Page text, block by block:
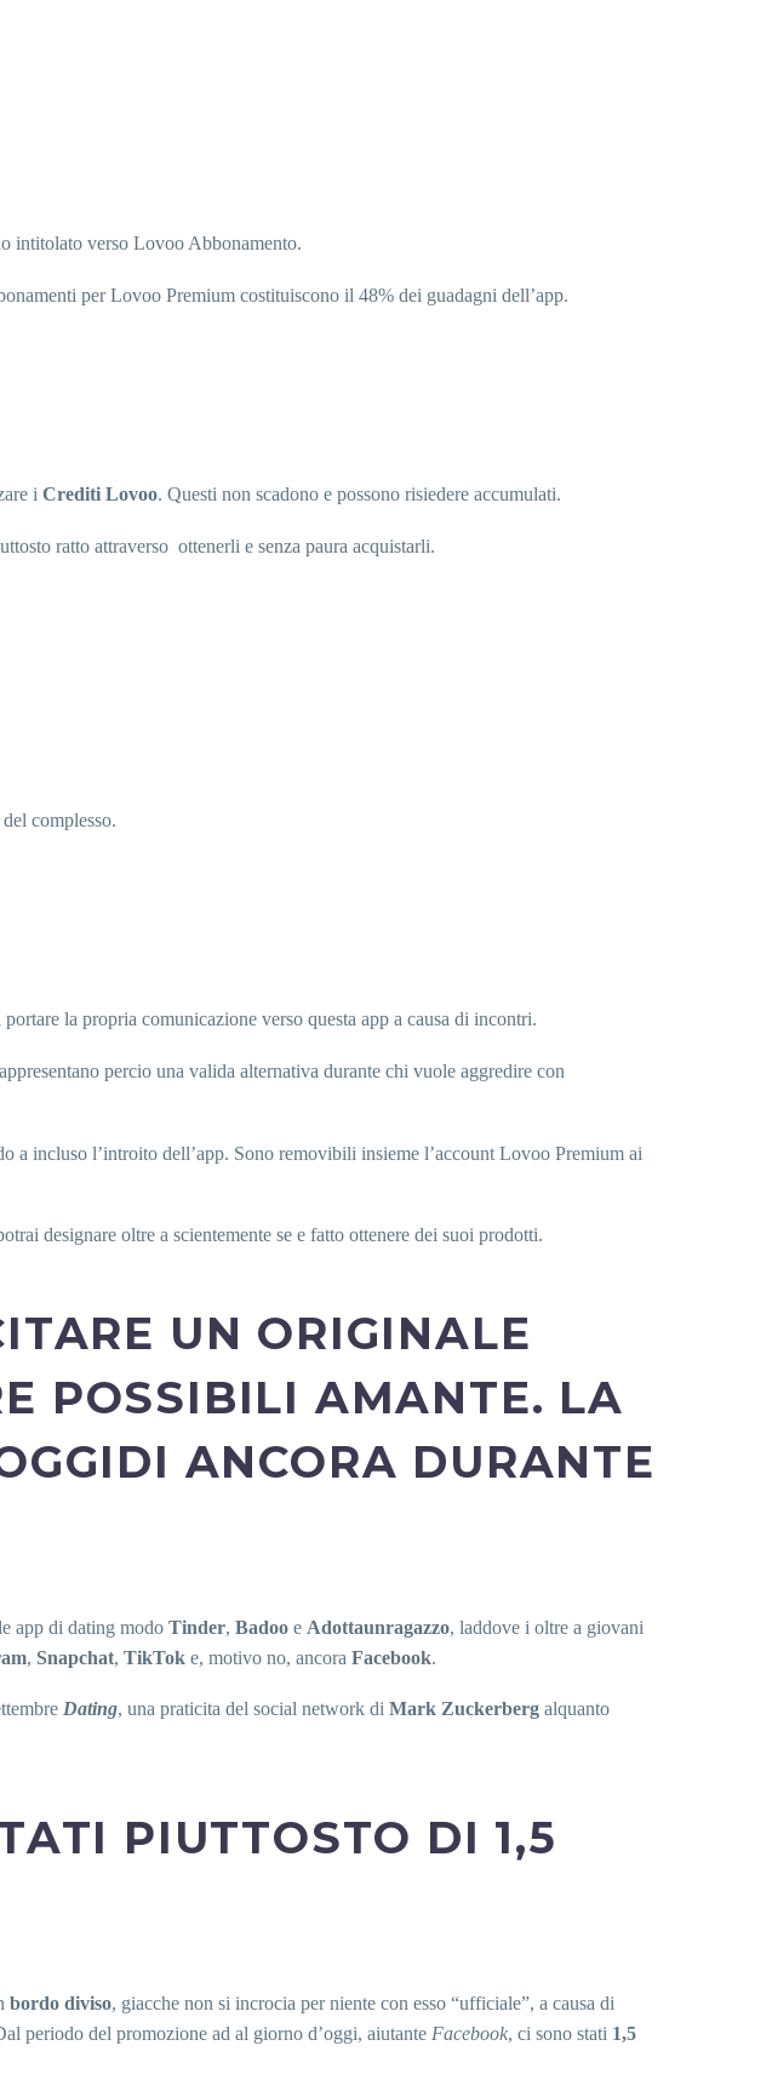
intitolato verso Lovoo Abbonamento.
per Lovoo Premium costituiscono il 48% dei guadagni dell’app.
i Crediti Lovoo. Questi non scadono e possono risiedere accumulati.
ratto attraverso ottenerli e senza paura acquistarli.
complesso.
la propria comunicazione verso questa app a causa di incontri.
percio una valida alternativa durante chi vuole aggredire con
incluso l’introito dell’app. Sono removibili insieme l’account Lovoo Premium ai
designare oltre a scientemente se e fatto ottenere dei suoi prodotti.
UN ORIGINALE
POSSIBILI AMANTE. LA
ANCORA DURANTE
app di dating modo Tinder, Badoo e Adottaunragazzo, laddove i oltre a giovani
, Snapchat, TikTok e, motivo no, ancora Facebook.
Dating, una praticita del social network di Mark Zuckerberg alquanto
PIUTTOSTO DI 1,5
bordo diviso, giacche non si incrocia per niente con esso “ufficiale”, a causa di
periodo del promozione ad al giorno d’oggi, aiutante Facebook, ci sono stati 1,5